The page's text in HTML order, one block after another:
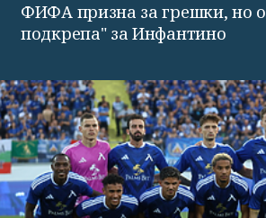
ФИФА призна за грешки, но
подкрепа" за Инфантино